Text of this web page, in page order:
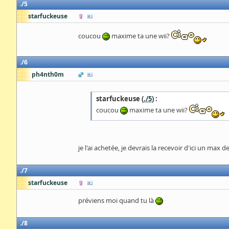
5
starfuckeuse
coucou maxime ta une wii?
6
ph4nth0m
starfuckeuse (./5) :
coucou
maxime ta une wii?
je l'ai achetée, je devrais la recevoir d'ici un max
7
starfuckeuse
préviens moi quand tu là
8